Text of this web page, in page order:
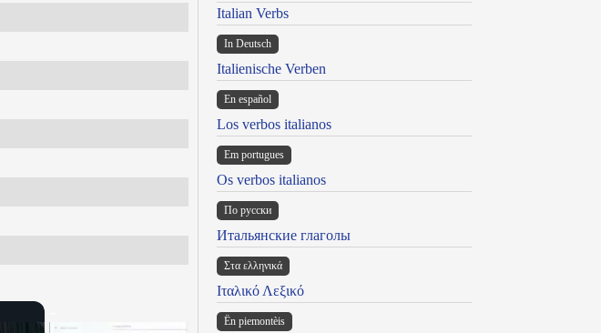
Italian Verbs
In Deutsch
Italienische Verben
En español
Los verbos italianos
Em portugues
Os verbos italianos
По русски
Итальянские глаголы
Στα ελληνικά
Ιταλικό Λεξικό
Ën piemontèis